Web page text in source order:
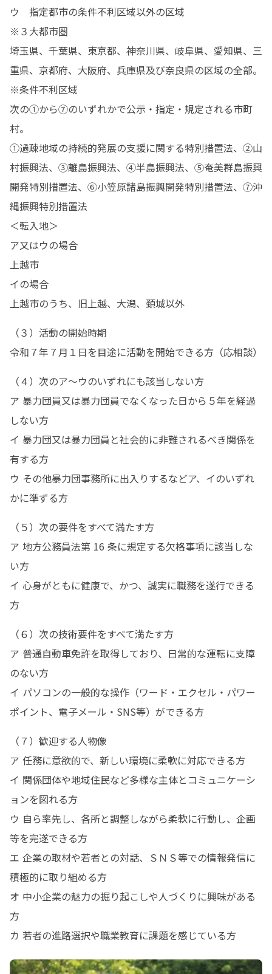
ウ　指定都市の条件不利区域以外の区域
※３大都市圏
埼玉県、千葉県、東京都、神奈川県、岐阜県、愛知県、三
重県、京都府、大阪府、兵庫県及び奈良県の区域の全部。
※条件不利区域
次の①から⑦のいずれかで公示・指定・規定される市町
村。
①過疎地域の持続的発展の支援に関する特別措置法、②山
村振興法、③離島振興法、④半島振興法、⑤奄美群島振興
開発特別措置法、⑥小笠原諸島振興開発特別措置法、⑦沖
縄振興特別措置法
＜転入地＞
ア又はウの場合
上越市
イの場合
上越市のうち、旧上越、大潟、頚城以外
（３）活動の開始時期
令和７年７月１日を目途に活動を開始できる方（応相談）
（４）次のア～ウのいずれにも該当しない方
ア 暴力団員又は暴力団員でなくなった日から５年を経過
しない方
イ 暴力団又は暴力団員と社会的に非難されるべき関係を
有する方
ウ その他暴力団事務所に出入りするなどア、イのいずれ
かに準ずる方
（５）次の要件をすべて満たす方
ア 地方公務員法第 16 条に規定する欠格事項に該当しな
い方
イ 心身がともに健康で、かつ、誠実に職務を遂行できる
方
（６）次の技術要件をすべて満たす方
ア 普通自動車免許を取得しており、日常的な運転に支障
のない方
イ パソコンの一般的な操作（ワード・エクセル・パワー
ポイント、電子メール・SNS等）ができる方
（７）歓迎する人物像
ア 任務に意欲的で、新しい環境に柔軟に対応できる方
イ 関係団体や地域住民など多様な主体とコミュニケーシ
ョンを図れる方
ウ 自ら率先し、各所と調整しながら柔軟に行動し、企画
等を完遂できる方
エ 企業の取材や若者との対話、ＳＮＳ等での情報発信に
積極的に取り組める方
オ 中小企業の魅力の掘り起こしや人づくりに興味がある
方
カ 若者の進路選択や職業教育に課題を感じている方